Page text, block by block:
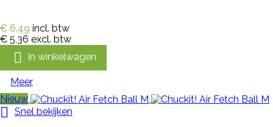
€ 6,49 incl. btw
€ 5,36 excl. btw
 In winkelwagen
Meer
Nieuw
 Snel bekijken